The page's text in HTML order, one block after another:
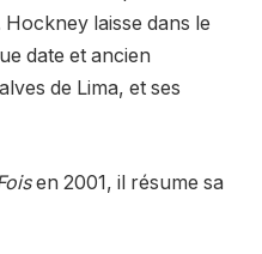
laisse dans le
date et ancien
de Lima, et ses
en 2001, il résume sa